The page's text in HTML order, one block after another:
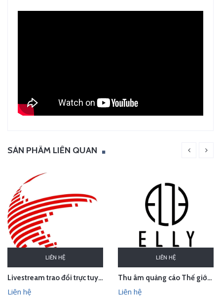
SẢN PHẨM LIÊN QUAN
LIÊN HỆ
Livestream trao đổi trực tuyến về sở hữu trí tuệ trong hiệp định EVFTA
Liên hệ
LIÊN HỆ
Thu âm quảng cáo Thế giới thời trang phụ kiện cao cấp ELLY, Sơn Tây, Hà Nội
Liên hệ